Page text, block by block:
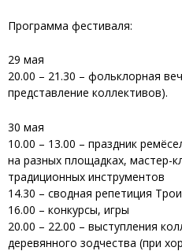
Программа фестиваля:
29 мая
20.00 – 21.30 – фольклорная
представление коллективов).
30 мая
10.00 – 13.00 – праздник
на разных площадках, мастер-
традиционных инструментов
14.30 – сводная репетиция
16.00 – конкурсы, игры
20.00 – 22.00 – выступления
деревянного зодчества (при